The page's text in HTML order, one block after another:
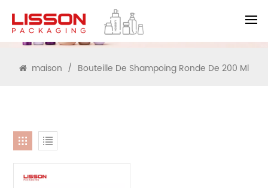
RECHERCHE
maison / Bouteille De Shampoing Ronde De 200 Ml